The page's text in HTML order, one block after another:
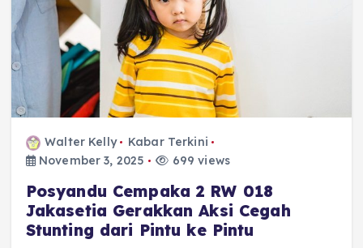
Walter Kelly
Kabar Terkini
November 3, 2025
699 views
Posyandu Cempaka 2 RW 018
Jakasetia Gerakkan Aksi Cegah
Stunting dari Pintu ke Pintu